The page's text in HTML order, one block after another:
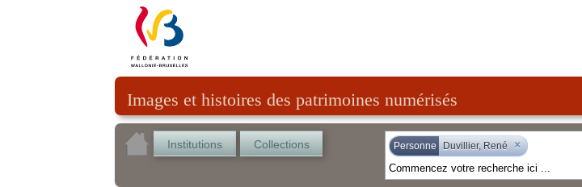
Images et histoires des patrimoines numérisés
Institutions Collections Personne Duvillier, René ×